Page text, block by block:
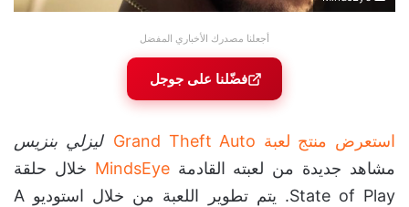
أجعلنا مصدرك الأخباري المفضل
فضّلنا على جوجل
استعرض منتج لعبة Grand Theft Auto
ليزلي بنزيس
مشاهد جديدة من لعبته القادمةMindsEye خلال حلقة
State of Play. يتم تطوير اللعبة من خلال استوديو A